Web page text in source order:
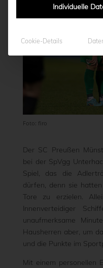
Foto: firo
Der SC Preußen
bei der SpVgg
Spiel, das die
dürfen, denn sie
Tore zu erzielen.
Innenverteidiger
unaufmerksame
Hausherren aber, um
und die Punkte im
Mit einem personellen
Individuelle
Cookie-Details